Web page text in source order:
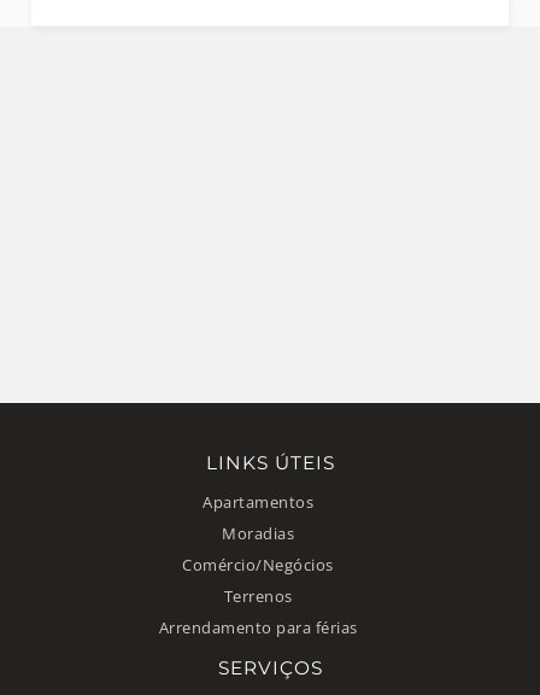
LINKS ÚTEIS
Apartamentos
Moradias
Comércio/Negócios
Terrenos
Arrendamento para férias
SERVIÇOS